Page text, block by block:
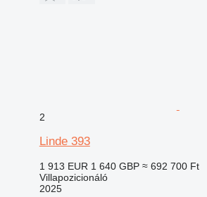
2
Linde 393
1 913 EUR 1 640 GBP ≈ 692 700 Ft
Villapozicionáló
2025